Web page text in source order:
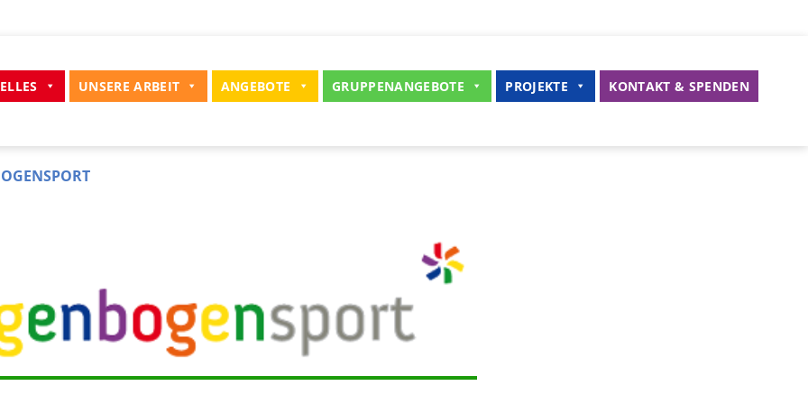
UNSERE ARBEIT ANGEBOTE GRUPPENANGEBOTE PROJEKTE KONTAKT & SPENDEN